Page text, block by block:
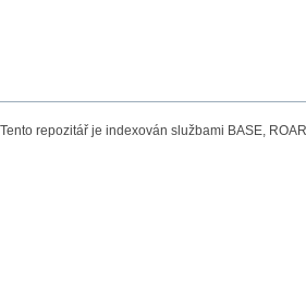
Tento repozitář je indexován službami BASE,